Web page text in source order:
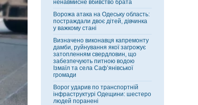
ненавмисне вбивство брата
Ворожа атака на Одеську область:
постраждали двоє дітей, дівчинка
у важкому стані
Визначено виконавця капремонту
дамби, руйнування якої загрожує
затопленням свердловин, що
забезпечують питною водою
Ізмаїл та села Саф’янівської
громади
Ворог ударив по транспортній
інфраструктурі Одещини: шестеро
людей поранені